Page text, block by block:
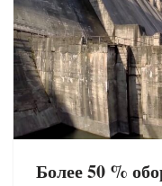
Более 50 %